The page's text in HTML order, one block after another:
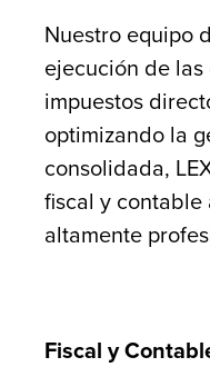
Nuestro equipo
ejecución de
impuestos
optimizando la
consolidada,
fiscal y
altamente
Fiscal y